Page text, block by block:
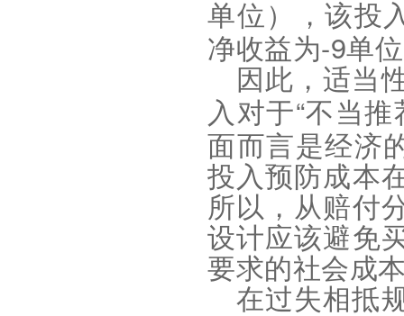
单位），该投
净收益为-9单
因此，适当
入对于“不当推
面而言是经济
投入预防成本
所以，从赔付
设计应该避免
要求的社会成
在过失相抵